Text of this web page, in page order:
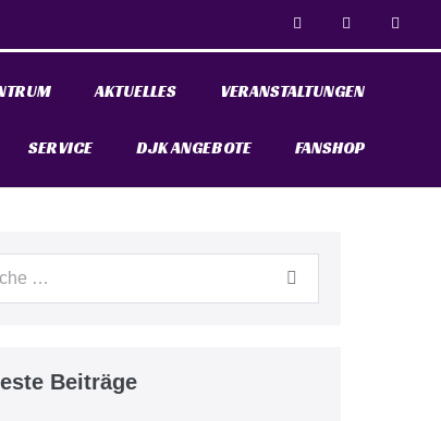
AKTUELLES VERANSTALTUNGEN
SERVICE DJK ANGEBOTE FANSHOP
Beiträge